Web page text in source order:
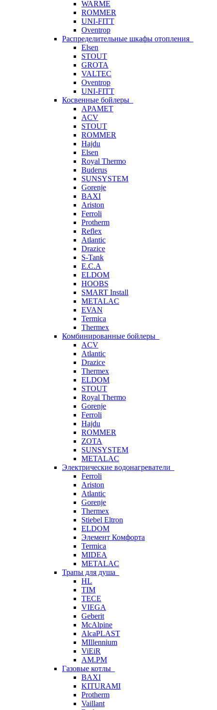
WARME
ROMMER
UNI-FITT
Oventrop
Распределительные шкафы отопления
Elsen
STOUT
GROTA
VALTEC
Oventrop
UNI-FITT
Косвенные бойлеры
APAMET
ACV
STOUT
ROMMER
Hajdu
Elsen
Royal Thermo
Buderus
SUNSYSTEM
Gorenje
BAXI
Ariston
Ferroli
Protherm
Reflex
Atlantic
Drazice
S-Tank
E.C.A
ELDOM
HOOBS
SMART Install
METALAC
EVAN
Termica
Thermex
Комбинированные бойлеры
ACV
Atlantic
Drazice
Thermex
ELDOM
STOUT
Royal Thermo
Gorenje
Ferroli
Hajdu
ROMMER
ZOTA
SUNSYSTEM
METALAC
Электрические водонагреватели
Ferroli
Ariston
Atlantic
Gorenje
Thermex
Stiebel Eltron
ELDOM
Элемент Комфорта
Termica
MIDEA
METALAC
Трапы для душа
HL
TIM
TECE
VIEGA
Geberit
McAlpine
AlcaPLAST
MIllennium
ViEiR
AM.PM
Газовые котлы
BAXI
KITURAMI
Protherm
Vaillant